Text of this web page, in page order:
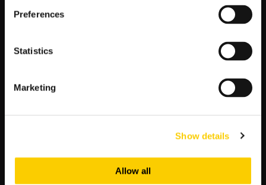
Preferences
Statistics
Marketing
Show details
Allow all
Przewidywania na drugą połowę
Z analizy wynika również, że Stade Brestois 29 ma większe
szanse na odsłonięcie swojej siły ofensywnej w drugiej
Wygrana Stade Brestois 29 w drugiej połowie: 2.45
To wskazuje, że Stade Brestois 29 może dominować